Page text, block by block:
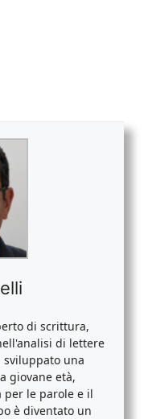
di scrittura,
di lettere
sviluppato una
giovane età,
le parole e il
è diventato un